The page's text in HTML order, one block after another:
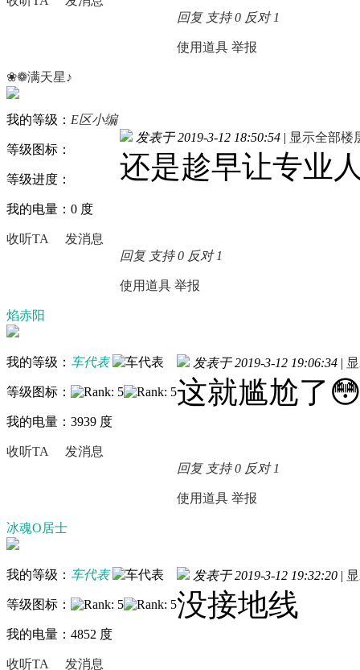
回复 支持0 反对 1
使用道具 举报
❀❁满天星♪
我的等级： E区小编
等级图标：
等级进度：
我的电量：0 度
收听TA 发消息
发表于 2019-3-12 18:50:54 | 显示全部楼
还是趁早让专业
回复 支持0 反对 1
使用道具 举报
焰赤阳
我的等级： 车代表
等级图标：
我的电量：3939 度
收听TA 发消息
发表于 2019-3-12 19:06:34 |
这就尴尬了
回复 支持0 反对 1
使用道具 举报
冰魂O居士
我的等级： 车代表
等级图标：
我的电量：4852 度
收听TA 发消息
发表于 2019-3-12 19:32:20 |
没接地线